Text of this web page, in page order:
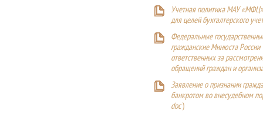
Учетная политика МАУ
для целей бухгалтерского
Федеральные
гражданские Минюста России
ответственных за
обращений граждан и
Заявление о признании
банкротом во внесудебном
doc)